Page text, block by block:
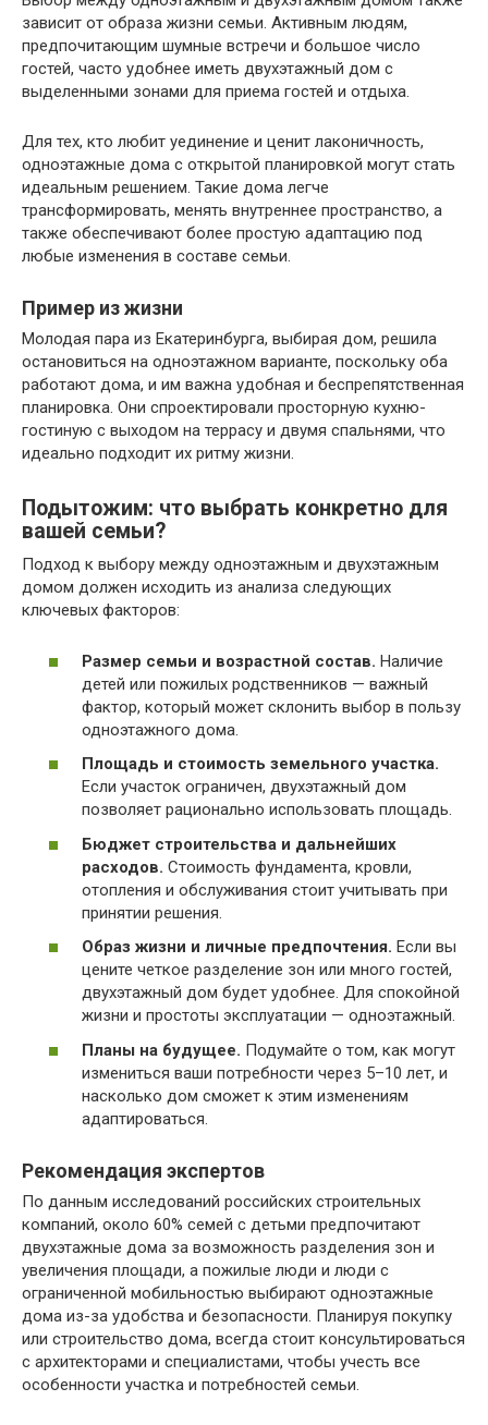
зависит от образа жизни семьи. Активным людям,
предпочитающим шумные встречи и большое число
гостей, часто удобнее иметь двухэтажный дом с
выделенными зонами для приема гостей и отдыха.
Для тех, кто любит уединение и ценит лаконичность,
одноэтажные дома с открытой планировкой могут стать
идеальным решением. Такие дома легче
трансформировать, менять внутреннее пространство, а
также обеспечивают более простую адаптацию под
любые изменения в составе семьи.
Пример из жизни
Молодая пара из Екатеринбурга, выбирая дом, решила
остановиться на одноэтажном варианте, поскольку оба
работают дома, и им важна удобная и беспрепятственная
планировка. Они спроектировали просторную кухню-
гостиную с выходом на террасу и двумя спальнями, что
идеально подходит их ритму жизни.
Подытожим: что выбрать конкретно для
вашей семьи?
Подход к выбору между одноэтажным и двухэтажным
домом должен исходить из анализа следующих
ключевых факторов:
Размер семьи и возрастной состав. Наличие
детей или пожилых родственников — важный
фактор, который может склонить выбор в пользу
одноэтажного дома.
Площадь и стоимость земельного участка.
Если участок ограничен, двухэтажный дом
позволяет рационально использовать площадь.
Бюджет строительства и дальнейших
расходов. Стоимость фундамента, кровли,
отопления и обслуживания стоит учитывать при
принятии решения.
Образ жизни и личные предпочтения. Если вы
цените четкое разделение зон или много гостей,
двухэтажный дом будет удобнее. Для спокойной
жизни и простоты эксплуатации — одноэтажный.
Планы на будущее. Подумайте о том, как могут
измениться ваши потребности через 5–10 лет, и
насколько дом сможет к этим изменениям
адаптироваться.
Рекомендация экспертов
По данным исследований российских строительных
компаний, около 60% семей с детьми предпочитают
двухэтажные дома за возможность разделения зон и
увеличения площади, а пожилые люди и люди с
ограниченной мобильностью выбирают одноэтажные
дома из-за удобства и безопасности. Планируя покупку
или строительство дома, всегда стоит консультироваться
с архитекторами и специалистами, чтобы учесть все
особенности участка и потребностей семьи.